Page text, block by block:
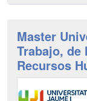
Master
Trabajo, de
Recursos